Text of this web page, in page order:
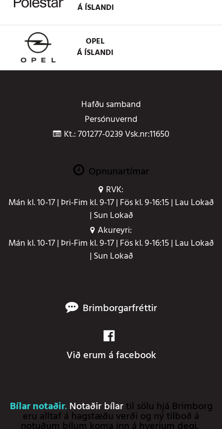
Á ÍSLANDI
OPEL
Á ÍSLANDI
Hafðu samband
Persónuvernd
Kt.: 701277-0239 Vsk.nr:11650
Opnunartímar
RVK:
Mán kl. 10-17 | Þri-Fim kl. 9-17 | Fös kl. 9-16:15 | Lau Lokað
| Sun Lokað
Akureyri:
Mán kl. 10-17 | Þri-Fim kl. 9-17 | Fös kl. 9-16:15 | Lau Lokað
| Sun Lokað
Brimborgarfréttir
Við erum á facebook
Bílar notaðir. Notaðir bílartil sölu hjá Brimborg
eru alltaf á hagstæðu verði og ný tilboð á